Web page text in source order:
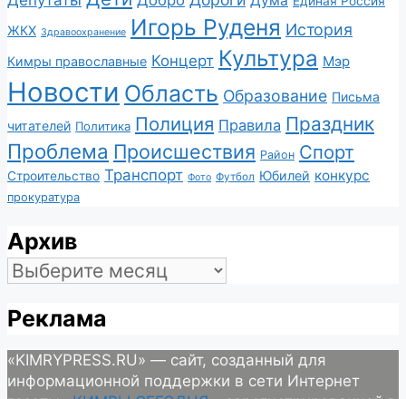
ЖКХ Здравоохранение Игорь Руденя История
Кимры православные Концерт Культура Мэр
Новости Область Образование Письма
читателей Политика Полиция Правила Праздник
Проблема Происшествия Район Спорт
Строительство Транспорт Фото Футбол Юбилей конкурс
прокуратура
Архив
Архив
Реклама
«KIMRYPRESS.RU» — сайт, созданный для
информационной поддержки в сети Интернет